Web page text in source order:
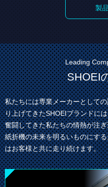
製
Leading
SHOEI
私たちには専業メーカーとして
り上げてきたSHOEIブランドに
奮闘してきた私たちの情熱が注
紙折機の未来を明るいものにす
はお客様と共に走り続けます。